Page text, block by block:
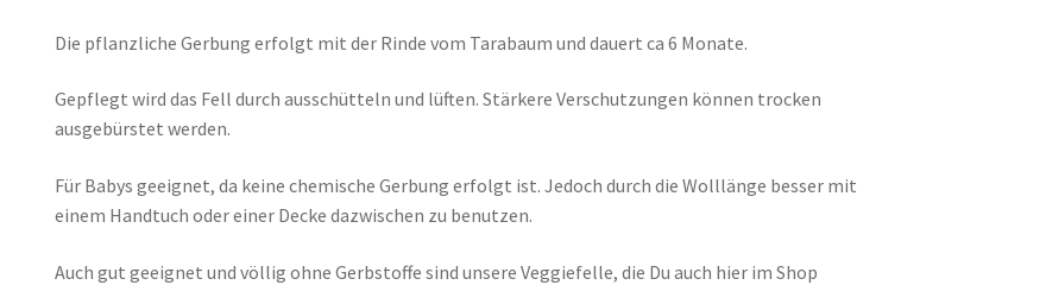
Die pflanzliche Gerbung erfolgt mit der Rinde vom Tarabaum und dauert ca 6 Monate.
Gepflegt wird das Fell durch ausschütteln und lüften. Stärkere Verschutzungen können trocken
ausgebürstet werden.
Für Babys geeignet, da keine chemische Gerbung erfolgt ist. Jedoch durch die Wolllänge besser mit
einem Handtuch oder einer Decke dazwischen zu benutzen.
Auch gut geeignet und völlig ohne Gerbstoffe sind unsere Veggiefelle, die Du auch hier im Shop